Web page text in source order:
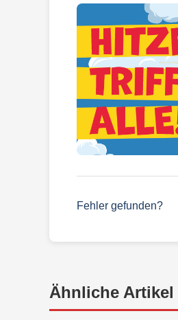
Fehler gefunden?
Ähnliche Artikel